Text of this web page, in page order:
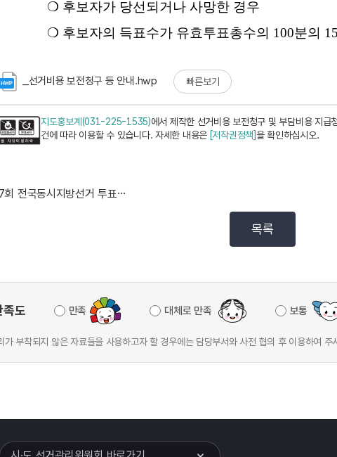
_선거비용 보전청구 등 안내.hwp 빠른보기
지도홍보계(031-225-1535)에서 제작한 선거비용 보전청구 및 부담비용 지급
건에 따라 이용할 수 있습니다. 자세한 내용은 [저작권정책]을 확인하십시오.
제7회 전국동시지방선거 투표율 분석
목록
족도 만족 대체로 만족 보통
가 부착되지 않은 자료들을 사용하고자 할 경우에는 담당부서와 사전 협의 후 이용하여 주